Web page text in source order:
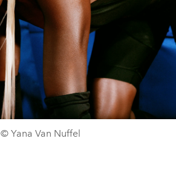
© Yana Van Nuffel